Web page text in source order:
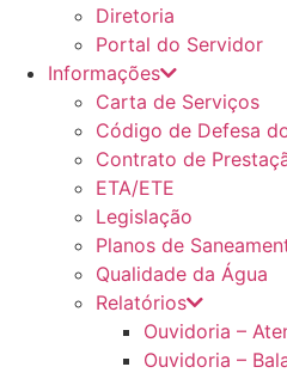
Diretoria
Portal do Servidor
Informações
Carta de Serviços
Código de Defesa
Contrato de
ETA/ETE
Legislação
Planos de
Qualidade da Água
Relatórios
Ouvidoria –
Ouvidoria –